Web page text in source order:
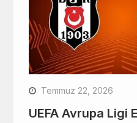
Temmuz 22, 2026
UEFA Avrupa Ligi